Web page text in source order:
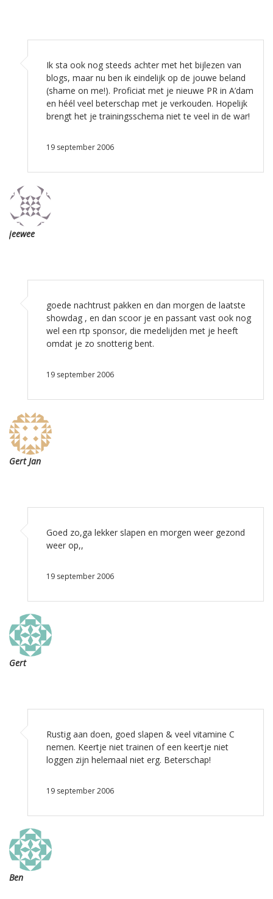
Ik sta ook nog steeds achter met het bijlezen van
blogs, maar nu ben ik eindelijk op de jouwe beland
(shame on me!). Proficiat met je nieuwe PR in A’dam
en héél veel beterschap met je verkouden. Hopelijk
brengt het je trainingsschema niet te veel in de war!
19 september 2006
jeewee
goede nachtrust pakken en dan morgen de laatste
showdag , en dan scoor je en passant vast ook nog
wel een rtp sponsor, die medelijden met je heeft
omdat je zo snotterig bent.
19 september 2006
Gert Jan
Goed zo,ga lekker slapen en morgen weer gezond
weer op,,
19 september 2006
Gert
Rustig aan doen, goed slapen & veel vitamine C
nemen. Keertje niet trainen of een keertje niet
loggen zijn helemaal niet erg. Beterschap!
19 september 2006
Ben